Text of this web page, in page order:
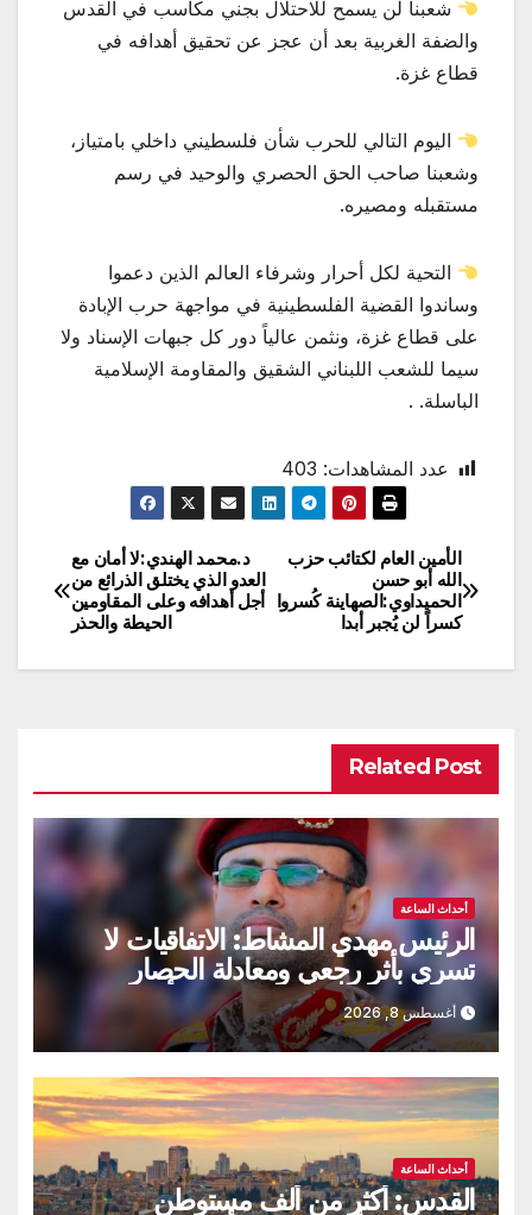
شعبنا لن يسمح للاحتلال بجني مكاسب في القدس
والضفة الغربية بعد أن عجز عن تحقيق أهدافه في
قطاع غزة.
اليوم التالي للحرب شأن فلسطيني داخلي بامتياز،
وشعبنا صاحب الحق الحصري والوحيد في رسم
مستقبله ومصيره.
التحية لكل أحرار وشرفاء العالم الذين دعموا
وساندوا القضية الفلسطينية في مواجهة حرب الإبادة
على قطاع غزة، ونثمن عالياً دور كل جبهات الإسناد ولا
سيما للشعب اللبناني الشقيق والمقاومة الإسلامية
الباسلة. .
عدد المشاهدات: 403
تصفّح
المقالات
د.محمد الهندي:لا أمان مع
العدو الذي يختلق الذرائع من
أجل أهدافه وعلى المقاومين
الحيطة والحذر
الأمين العام لكتائب حزب
الله أبو حسن
الحميداوي:الصهاينة كُسروا
كسراً لن يُجبر أبدا
Related Post
أحداث الساعة
الرئيس مهدي المشاط: الاتفاقيات لا
تسري بأثر رجعي ومعادلة الحصار
بالحصار مستمرة حتى تحقق أهدافها
أغسطس 8, 2026
أحداث الساعة
القدس: أكثر من ألف مستوطن